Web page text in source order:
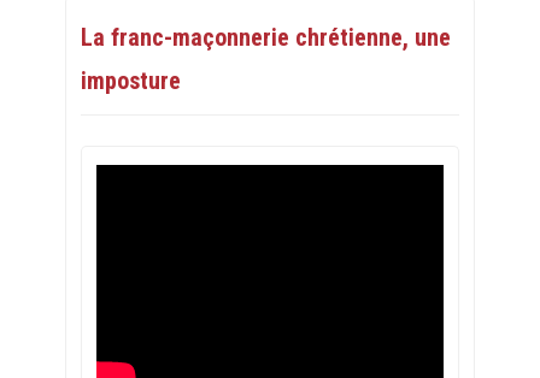
La franc-maçonnerie chrétienne, une
imposture